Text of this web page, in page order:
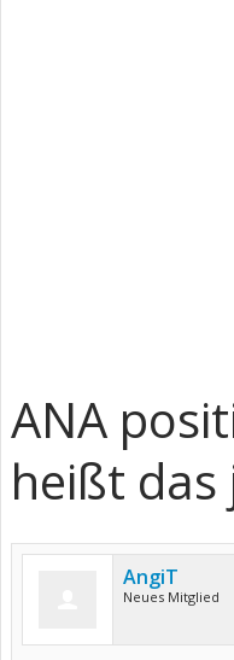
ANA
heißt das
AngiT
Neues Mitglied